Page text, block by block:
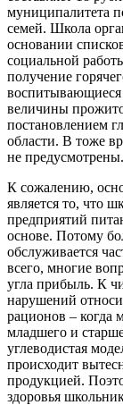
муниципалитета
семей. Школа
основании
социальной
получение
воспитывающиеся
величины
постановлением
области. В тоже
не предусмотрены.
К сожалению,
является то, что
предприятий
основе. Потому
обслуживается
всего, многие
угла прибыль. К
нарушений
рационов – когда
младшего и
углеводистая
происходит
продукцией.
здоровья